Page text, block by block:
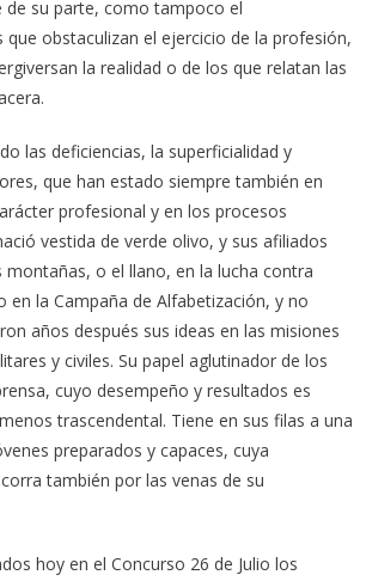
de su parte, como tampoco el
obstaculizan el ejercicio de la profesión,
la realidad o de los que relatan las
las deficiencias, la superficialidad y
que han estado siempre también en
profesional y en los procesos
vestida de verde olivo, y sus afiliados
o el llano, en la lucha contra
en la Campaña de Alfabetización, y no
años después sus ideas en las misiones
y civiles. Su papel aglutinador de los
cuyo desempeño y resultados es
trascendental. Tiene en sus filas a una
preparados y capaces, cuya
también por las venas de su
hoy en el Concurso 26 de Julio los